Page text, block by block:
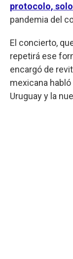
protocolo, solo
pandemia del
El concierto,
repetirá ese
encargó de
mexicana habló
Uruguay y la